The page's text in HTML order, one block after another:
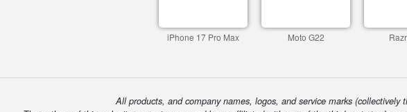
iPhone 17 Pro Max Moto G22
All products, and company names, logos, and service marks